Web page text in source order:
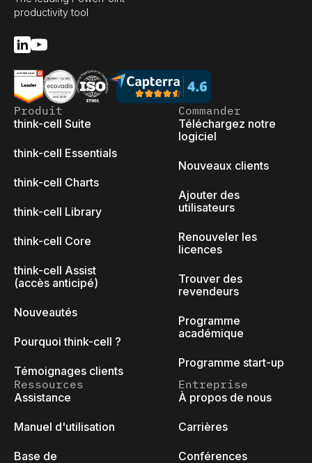
productivity tool
Produit
think-cell Suite
think-cell Essentials
think-cell Charts
think-cell Library
think-cell Core
think-cell Assist
(accès anticipé)
Nouveautés
Pourquoi think-cell ?
Témoignages clients
Commander
Téléchargez notre
logiciel
Nouveaux clients
Ajouter des
utilisateurs
Renouveler les
licences
Trouver des
revendeurs
Programme
académique
Programme start-up
Ressources
Assistance
Manuel d'utilisation
Base de
Entreprise
À propos de nous
Carrières
Conférences